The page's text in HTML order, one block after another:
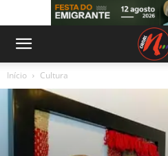
Início Cultura